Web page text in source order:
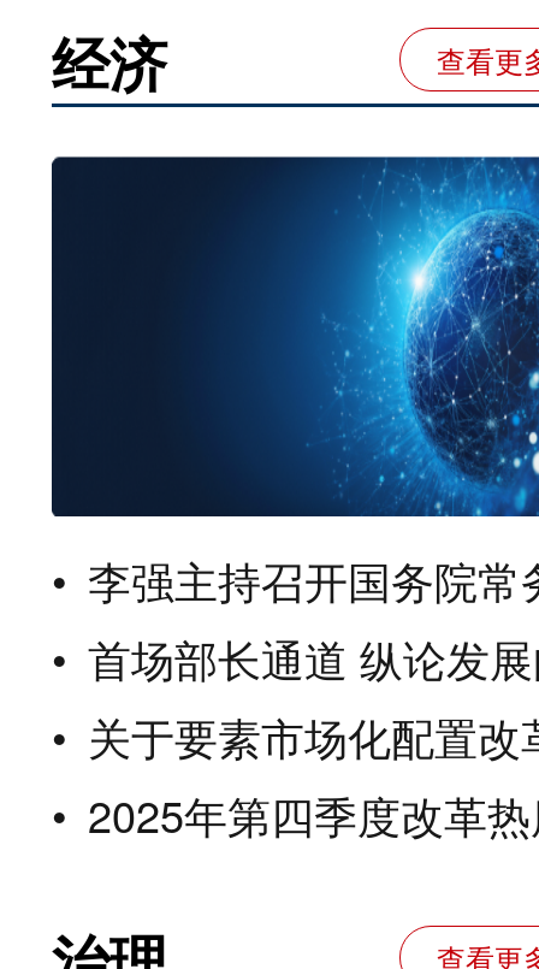
经济 查看更
李强主持召开国务院常务会议 讨论通过
首场部长通道 纵论发展向新
关于要素市场化配置改革的几个
2025年第四季度改革热度指数
查看更